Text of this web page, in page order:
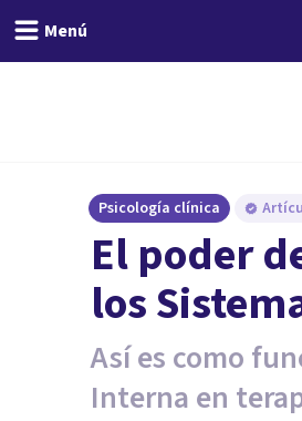
Menú
Psicología clínica
El poder
los
Así es como
Interna en